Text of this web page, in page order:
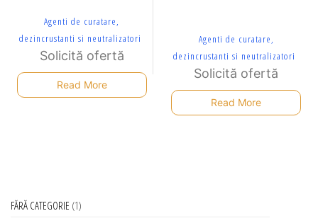
Agenti de curatare,
dezincrustanti si neutralizatori
Solicită ofertă
Read More
Agenti de curatare,
dezincrustanti si neutralizatori
Solicită ofertă
Read More
FĂRĂ CATEGORIE 1